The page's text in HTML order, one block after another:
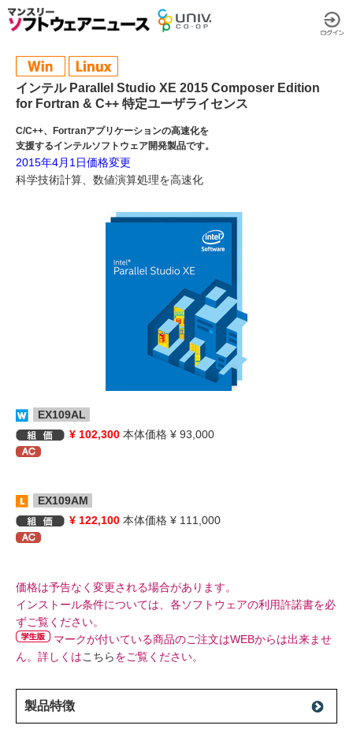
インテル Parallel Studio XE 2015 Composer Edition
for Fortran & C++ 特定ユーザライセンス
C/C++、Fortranアプリケーションの高速化を
支援するインテルソフトウェア開発製品です。
2015年4月1日価格変更
科学技術計算、数値演算処理を高速化
EX109AL
¥ 102,300 本体価格 ¥ 93,000
EX109AM
¥ 122,100 本体価格 ¥ 111,000
価格は予告なく変更される場合があります。
インストール条件については、各ソフトウェアの利用許諾書を必
ずご覧ください。
マークが付いている商品のご注文はWEBからは出来ませ
ん。詳しくはこちらをご覧ください。
製品特徴